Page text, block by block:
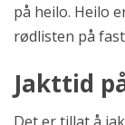
på heilo. Heilo
rødlisten på
Jakttid
Det er tillat å